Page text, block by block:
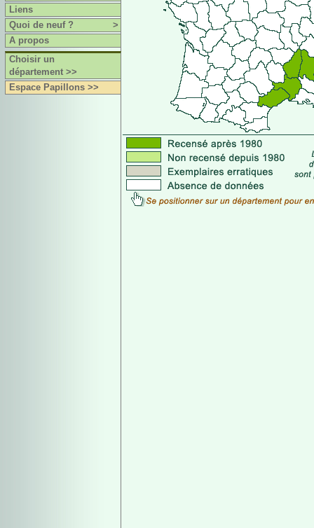
Liens
Quoi de neuf ?
>
A propos
Choisir un
département >>
Espace Papillons >>